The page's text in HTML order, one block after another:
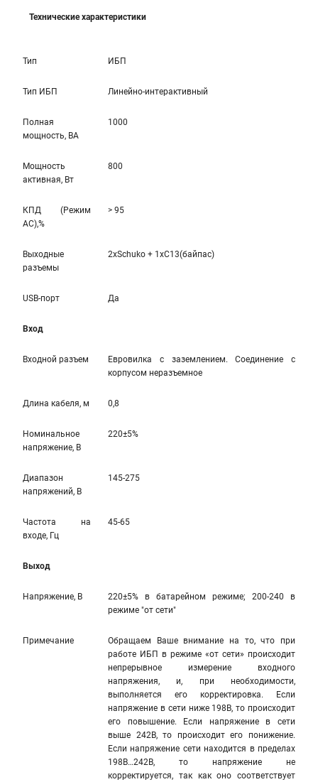
Технические характеристики
Тип ИБП
Тип ИБП Линейно-интерaктивный
Полная
мощность, ВА
1000
Мощность
активная, Вт
800
КПД (Режим
AC),%
> 95
Выходные
разъемы
2xSchuko + 1xC13(байпас)
USB-порт Да
Вход
Входной разъем
Евровилка с заземлением. Соединение с
корпусом неразъемное
Длина кабеля, м 0,8
Номинальное
напряжение, В
220±5%
Диапазон
напряжений, В
145-275
Частота на
входе, Гц
45-65
Выход
Напряжение, В
220±5% в батарейном режиме; 200-240 в
режиме "от сети"
Примечание
Обращаем Ваше внимание на то, что при
работе ИБП в режиме «от сети» происходит
непрерывное измерение входного
напряжения, и, при необходимости,
выполняется его корректировка. Если
напряжение в сети ниже 198В, то происходит
его повышение. Если напряжение в сети
выше 242В, то происходит его понижение.
Если напряжение сети находится в пределах
198В…242В, то напряжение не
корректируется, так как оно соответствует